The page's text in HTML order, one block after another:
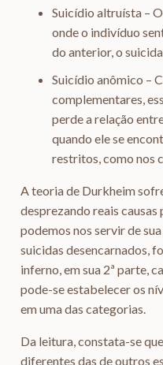
Suicídio altruísta –
onde o indivíduo
do anterior, o
Suicídio anômico –
complementares,
perde a relação
quando ele se
restritos, como nos
A teoria de Durkheim
desprezando reais
podemos nos servir de
suicidas desencarnados,
inferno, em sua 2ª parte,
pode-se estabelecer os
em uma das categorias.
Da leitura, constata-se
diferentes das de outros